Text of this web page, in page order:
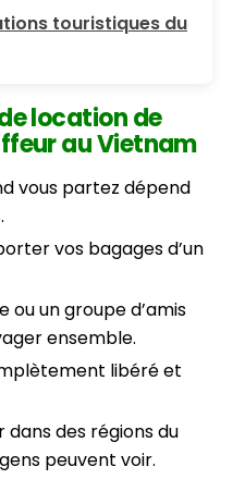
touristiques du
location de
au Vietnam
vous partez dépend
vos bagages d’un
ou un groupe d’amis
ensemble.
libéré et
dans des régions du
peuvent voir.